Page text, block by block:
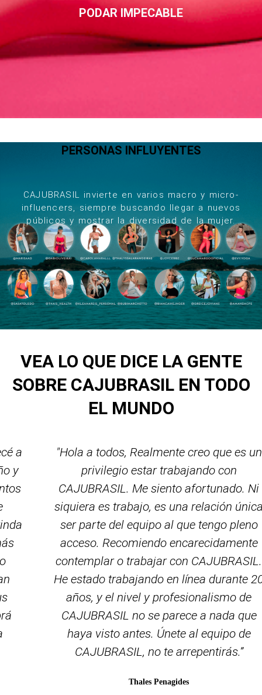
PODAR IMPECABLE
PERSONAS INFLUYENTES
CAJUBRASIL invierte en varios macro y micro-
influencers, siempre buscando llegar a nuevos
públicos y mostrar la diversidad de la mujer.
VEA LO QUE DICE LA GENTE
SOBRE CAJUBRASIL EN TODO
EL MUNDO
"Hola a todos, Realmente creo que es un
privilegio estar trabajando con
CAJUBRASIL. Me siento afortunado. Ni
siquiera es trabajo, es una relación única
ser parte del equipo al que tengo pleno
acceso. Recomiendo encarecidamente
contemplar o trabajar con CAJUBRASIL.
He estado trabajando en línea durante 20
años, y el nivel y profesionalismo de
CAJUBRASIL no se parece a nada que
haya visto antes. Únete al equipo de
CAJUBRASIL, no te arrepentirás.”
Thales Penagides